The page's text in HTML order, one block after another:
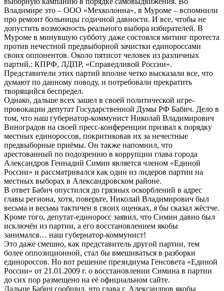
Владимире это – ООО «Мехколонна», в Муроме – вспомнили
про ремонт больницы годичной давности. И все, чтобы не
допустить возможность реального выбора избирателей. В
Муроме в минувшую субботу даже состоялся митинг протеста
против нечестной предвыборной зачистки единороссами
своих оппонентов. Около пятисот человек из различных
партий,: КПРФ, ЛДПР, «Справедливой России».
Представители этих партий вполне четко высказали все, что
думают по данному поводу, и потребовали прекратить
творящийся беспредел.
Однако, дальше всех зашел в своей политической игре-
провокации депутат Государственной Думы РФ Бабич. Дело в
том, что наш губернатор-коммунист Николай Владимирович
Виноградов на своей пресс-конференции призвал к порядку
местных единороссов, покритиковав их за нечестные
предвыборные приёмы. Он также напомнил, что
арестованный по подозрению в коррупции глава города
Александров Геннадий Симин является членом «Единой
России» и рассматривался как один из лидеров партии на
местных выборах в Александровском районе.
В ответ Бабич опустился до грязных оскорблений в адрес
главы региона, хотя, поверьте, Николай Владимирович был
весьма и весьма тактичен в своих оценках, я бы сказал жёстче.
Кроме того, депутат-единоросс заявил, что Симин давно был
исключён из партии, а его восстановлением якобы
занимался… наш губернатор-коммунист!
Это даже смешно, как представитель другой партии, тем
более оппозиционной, стал бы вмешиваться в разборки
единороссов. Но вот решение президиума Генсовета «Единой
России» от 21.01.2009 г. о восстановлении Симина в партии
до сих пор размещено на её официальном сайте.
Дальше Бабич сообщил, что глава г. Александров якобы